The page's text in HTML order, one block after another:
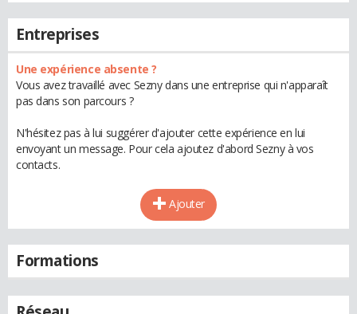
Entreprises
Une expérience absente ?
Vous avez travaillé avec Sezny dans une entreprise qui n'apparaît
pas dans son parcours ?
N'hésitez pas à lui suggérer d'ajouter cette expérience en lui
envoyant un message. Pour cela ajoutez d'abord Sezny à vos
contacts.
Ajouter
Formations